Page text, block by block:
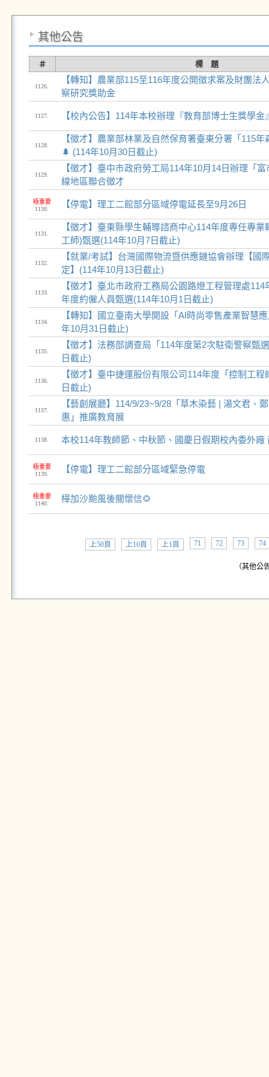
其他公告
＃ 標 題
1126.
【轉知】農業部115至116年度公開徵求案及財團法
察研究獎助金
1127. 【校內公告】114年本校辦理『教育部博士生獎學
1128.
【徵才】農業部林業及自然保育署臺東分署「115
🌲 (114年10月30日截止)
1129.
【徵才】臺中市政府勞工局114年10月14日辦理「
線地區聯合徵才
極重要
1130.
【停電】理工二館部分區域停電延長至9月26日
1131.
【徵才】臺東縣學生輔導諮商中心114年度專任專
工師)甄選(114年10月7日截止)
1132.
【就業/考試】台灣國際物流暨供應鏈協會辦理【國
定】(114年10月13日截止)
1133.
【徵才】臺北市政府工務局公園路燈工程管理處
年度約僱人員甄選(114年10月1日截止)
1134.
【轉知】國立臺南大學開設「AI時尚零售產業智慧
年10月31日截止)
1135.
【徵才】法務部調查局「114年度第2次駐衛警察甄
日截止)
1136.
【徵才】臺中捷運股份有限公司114年度「控制工
日截止)
1137.
【藝創展廳】114/9/23~9/28「草木染藝 | 湯文君、
惠」推廣教育展
1138. 本校114年教師節、中秋節、國慶日假期校內委外廠
極重要
1139.
【停電】理工二館部分區域緊急停電
極重要
1140.
樺加沙颱風後關懷信🌻
上50頁 上10頁 上1頁 71 72 73 74
（其他公